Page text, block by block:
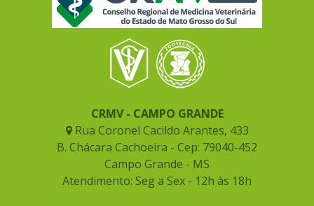
CRMV - CAMPO GRANDE
Rua Coronel Cacildo Arantes, 433
B. Chácara Cachoeira - Cep: 79040-452
Campo Grande - MS
Atendimento: Seg a Sex - 12h às 18h